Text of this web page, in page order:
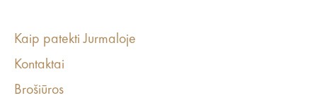
Kaip patekti Jurmaloje
Kontaktai
Brošiūros